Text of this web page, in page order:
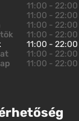
11:00 - 22:00
11:00 - 22:00
11:00 - 22:00
11:00 - 22:00
11:00 - 22:00
11:00 - 22:00
11:00 - 22:00